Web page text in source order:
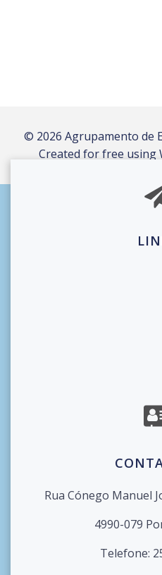
© 2026 Agrupamento de
Created for free using
Rua Cónego Manuel
4990-079
Telefone: